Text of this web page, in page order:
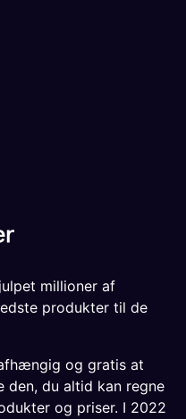
millioner af
produkter til de
og gratis at
den, du altid kan regne
og priser. I 2022